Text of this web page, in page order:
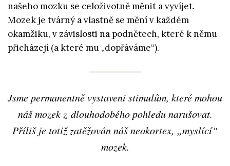
našeho mozku se celoživotně měnit a vyvíjet.
Mozek je tvárný a vlastně se mění v každém
okamžiku, v závislosti na podnětech, které k němu
přicházejí (a které mu „dopřáváme“).
Jsme permanentně vystaveni stimulům, které mohou
náš mozek z dlouhodobého pohledu narušovat.
Příliš je totiž zatěžován náš neokortex, „myslící“
mozek.